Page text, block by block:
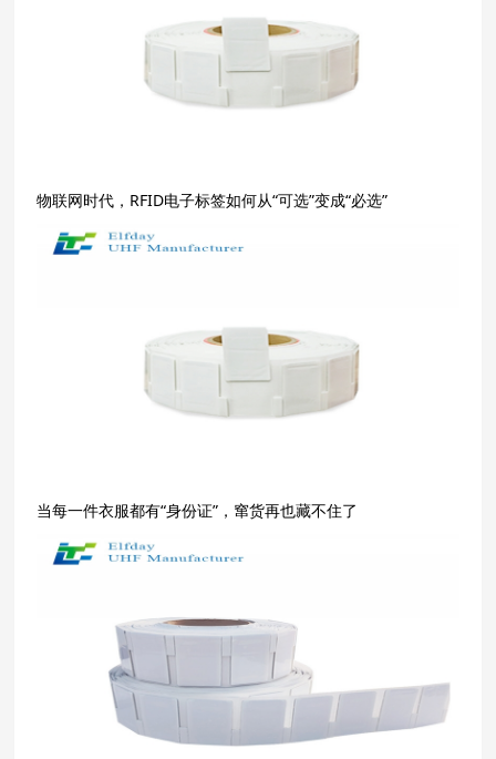
物联网时代，RFID电子标签如何从“可选”变成“必选”
当每一件衣服都有“身份证”，窜货再也藏不住了